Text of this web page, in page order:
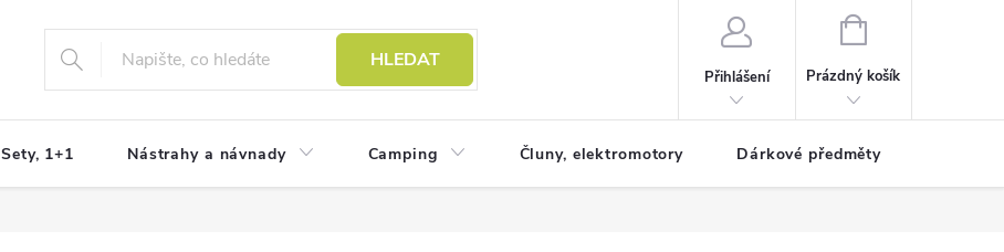
HLEDAT
Přihlášení
NÁKUPNÍ
Prázdný košík
Sety, 1+1 Nástrahy a návnady Camping Čluny, elektromotory Dárkové předměty